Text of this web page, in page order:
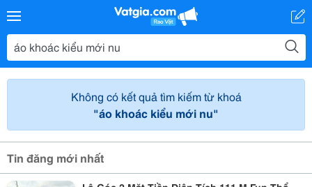
Không có kết quả tìm kiếm từ khoá
"áo khoác kiểu mới nu"
Tin đăng mới nhất